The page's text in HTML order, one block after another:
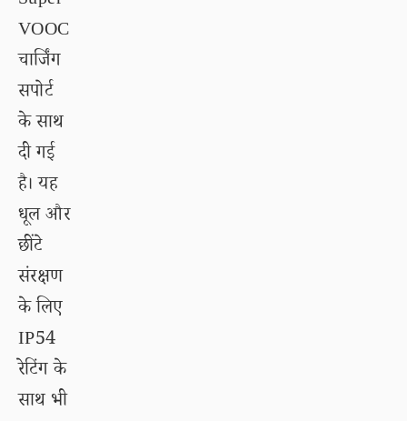
VOOC
चार्जिंग
सपोर्ट
के साथ
दी गई
है। यह
धूल और
छींटे
संरक्षण
के लिए
IP54
रेटिंग के
साथ भी